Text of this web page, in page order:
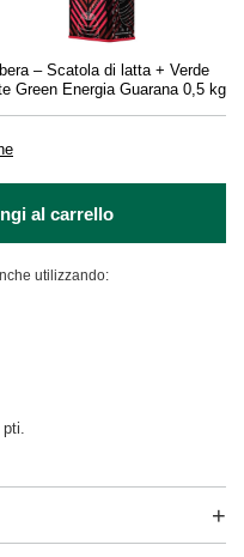
– Scatola di latta + Verde
Green Energia Guarana 0,5 kg
al carrello
utilizzando: